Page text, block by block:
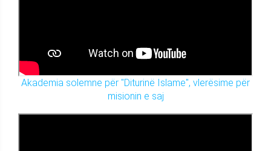
Akademia solemne për "Diturinë Islame", vlerësime për
misionin e saj